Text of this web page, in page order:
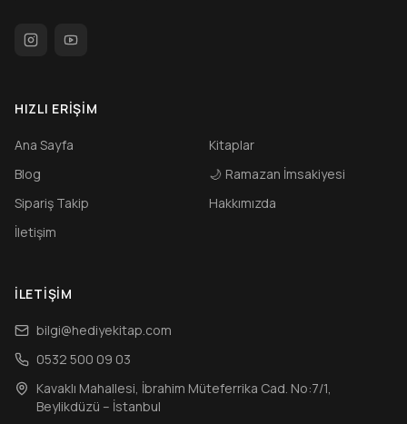
HIZLI ERIŞIM
Ana Sayfa
Kitaplar
Blog
🌙 Ramazan İmsakiyesi
Sipariş Takip
Hakkımızda
İletişim
İLETIŞIM
bilgi@hediyekitap.com
0532 500 09 03
Kavaklı Mahallesi, İbrahim Müteferrika Cad. No:7/1,
Beylikdüzü – İstanbul